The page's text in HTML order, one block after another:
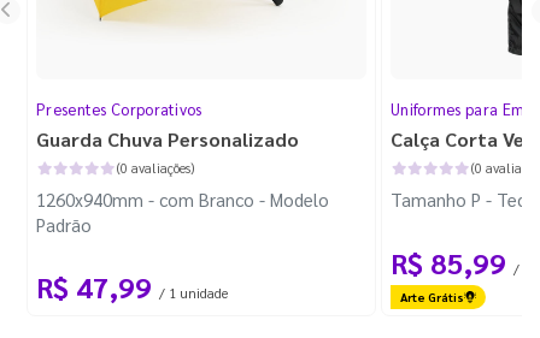
Presentes Corporativos
Guarda Chuva Personalizado
(0 avaliações)
1260x940mm - com Branco - Modelo
Padrão
R$ 47,99 / 1 unidade
Uniformes para
Calça Corta
(0
Tamanho P -
R$ 85,99 / 1
Arte Grátis